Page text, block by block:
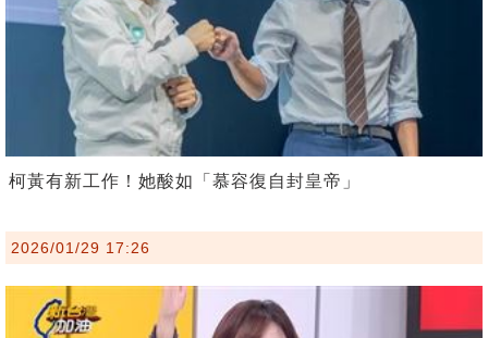
柯黃有新工作！她酸如「慕容復自封皇帝」
2026/01/29 17:26